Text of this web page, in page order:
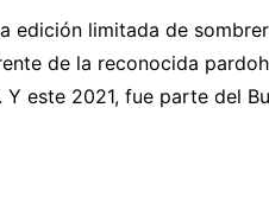
edición limitada de
de la reconocida
este 2021, fue parte del